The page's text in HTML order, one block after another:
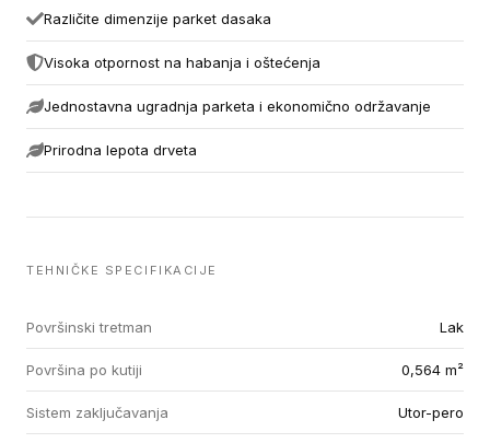
Različite dimenzije parket dasaka
Visoka otpornost na habanja i oštećenja
Jednostavna ugradnja parketa i ekonomično održavanje
Prirodna lepota drveta
TEHNIČKE SPECIFIKACIJE
Površinski tretman Lak
Površina po kutiji 0,564 m²
Sistem zaključavanja Utor-pero